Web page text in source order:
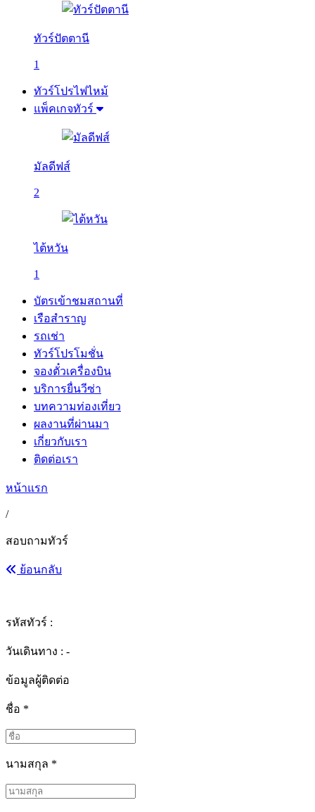
ทัวร์ปัตตานี
1
ทัวร์โปรไฟไหม้
แพ็คเกจทัวร์
มัลดีฟส์
2
ไต้หวัน
1
บัตรเข้าชมสถานที่
เรือสำราญ
รถเช่า
ทัวร์โปรโมชั่น
จองตั๋วเครื่องบิน
บริการยื่นวีซ่า
บทความท่องเที่ยว
ผลงานที่ผ่านมา
เกี่ยวกับเรา
ติดต่อเรา
หน้าแรก
/
สอบถามทัวร์
ย้อนกลับ
รหัสทัวร์ :
วันเดินทาง : -
ข้อมูลผู้ติดต่อ
ชื่อ *
นามสกุล *